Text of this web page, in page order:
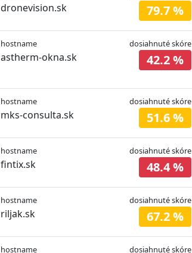
dronevision.sk 79.7 %
hostname
astherm-okna.sk
dosiahnuté skóre
42.2 %
hostname
mks-consulta.sk
dosiahnuté skóre
51.6 %
hostname
fintix.sk
dosiahnuté skóre
48.4 %
hostname
riljak.sk
dosiahnuté skóre
67.2 %
hostname dosiahnuté skóre